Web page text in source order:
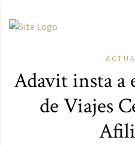
Adavit insta a
de Viajes